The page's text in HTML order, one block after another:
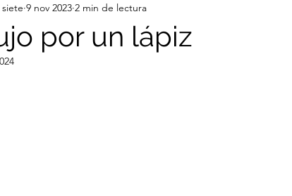
por un lápiz
9 nov 2023 2 min de lectura